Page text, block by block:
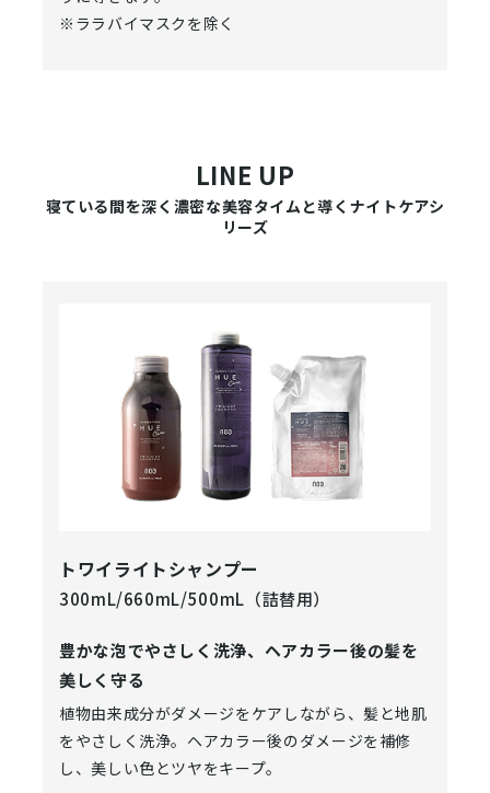
※ララバイマスクを除く
LINE UP
寝ている間を深く濃密な美容タイムと導くナイトケアシ
リーズ
トワイライトシャンプー
300mL/660mL/500mL（詰替用）
豊かな泡でやさしく洗浄、ヘアカラー後の髪を
美しく守る
植物由来成分がダメージをケアしながら、髪と地肌
をやさしく洗浄。ヘアカラー後のダメージを補修
し、美しい色とツヤをキープ。